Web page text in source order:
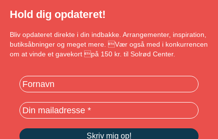
Hold dig opdateret!
Bliv opdateret direkte i din indbakke. Arrangementer, inspiration,
butiksåbninger og meget mere. Vær også med i konkurrencen
om at vinde et gavekort på 150 kr. til Solrød Center.